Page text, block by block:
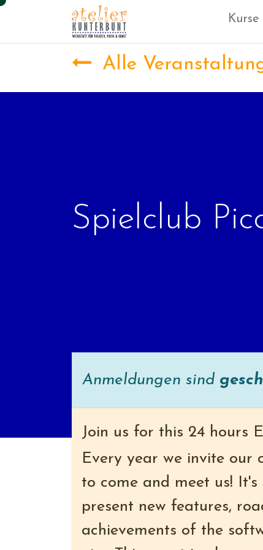
Kurse
Alle
Spielclub
Anmeldungen sind
Join us for this 24 hours
Every year we invite our
to come and meet us!
present new features,
achievements of the